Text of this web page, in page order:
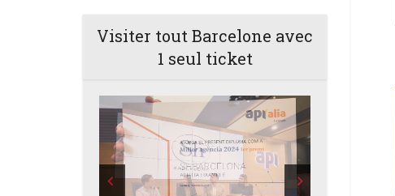
Visiter tout Barcelone avec
1 seul ticket